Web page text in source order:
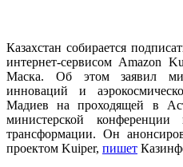
Казахстан собирается
интернет-сервисом Amazon
Маска. Об этом заявил
инноваций и
Мадиев на проходящей в
министерской
трансформации. Он
проектом Kuiper, пишет